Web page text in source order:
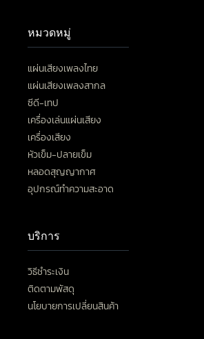
หมวดหมู่
แผ่นเสียงเพลงไทย
แผ่นเสียงเพลงสากล
ซีดี-เทป
เครื่องเล่นแผ่นเสียง
เครื่องเสียง
หัวเข็ม-ปลายเข็ม
หลอดสุญญากาศ
อุปกรณ์ทำความสะอาด
บริการ
วิธีชำระเงิน
ติดตามพัสดุ
นโยบายการเปลี่ยนสินค้า